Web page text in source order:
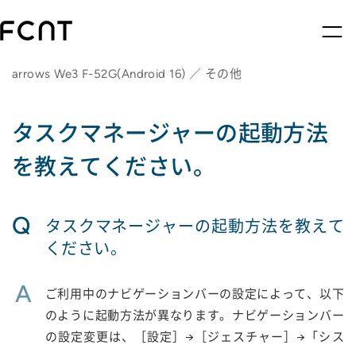
arrows We3 F-52G(Android 16) ／ その他
タスクマネージャーの起動方法
を教えてください。
Q
タスクマネージャーの起動方法を教えて
ください。
A
ご利用中のナビゲーションバーの設定によって、以下
のように起動方法が異なります。ナビゲーションバー
の設定変更は、［設定］→［ジェスチャー］→「シス